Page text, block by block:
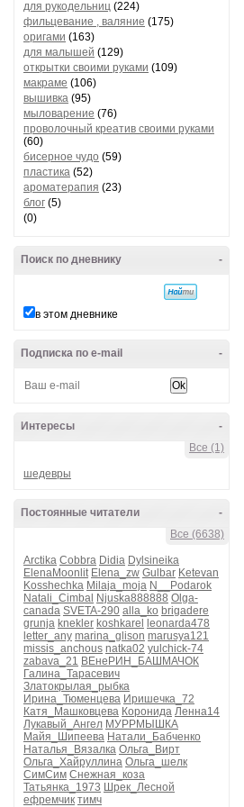
для рукодельниц (224)
фильцевание , валяние (175)
оригами (163)
для малышей (129)
открытки своими руками (109)
макраме (106)
вышивка (95)
мыловарение (76)
проволочный креатив своими руками
(60)
бисерное чудо (59)
пластика (52)
ароматерапия (23)
блог (5)
(0)
-
Поиск по дневнику
в этом дневнике
-
Подписка по e-mail
-
Интересы
Все (1)
шедевры
-
Постоянные читатели
Все (6638)
Arctika Cobbra Didia Dylsineika
ElenaMoonlit Elena_zw Gulbar Ketevan
Kosshechka Milaja_moja N__Podarok
Natali_Cimbal Njuska888888 Olga-
canada SVETA-290 alla_ko brigadere
grunja knekler koshkarel
leonarda478
letter_any marina_glison marusya121
missis_anchous natka02 yulchick-74
zabava_21 ВЕнеРИН_БАШМАЧОК
Галина_Тарасевич
Златокрылая_рыбка
Ирина_Тюменцева Иришечка_72
Катя_Машковцева Коронида Ленна14
Лукавый_Ангел МУРРМЫШКА
Майя_Шипеева Натали_Бабченко
Наталья_Вязалка Ольга_Вирт
Ольга_Хайруллина Ольга_шелк
СимСим Снежная_коза
Татьянка_1973 Шрек_Лесной
ефремчик тимч